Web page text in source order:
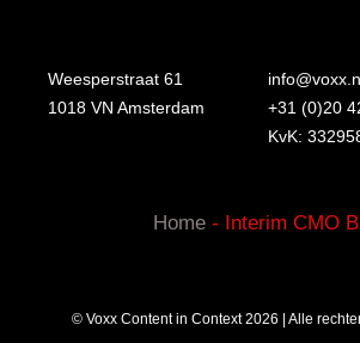
Weesperstraat 61
1018 VN Amsterdam
+31 (0)20
KvK:
Home - Interim CMO
© Voxx Content in Context 2026 | Alle